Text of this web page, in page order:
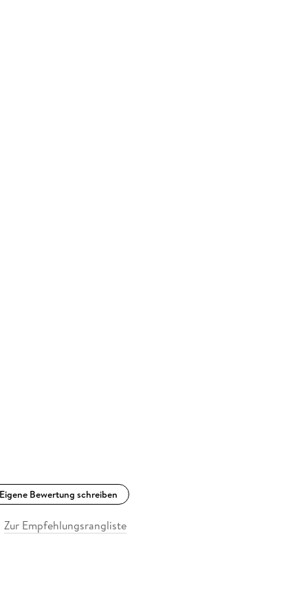
Eigene Bewertung schreiben
Zur Empfehlungsrangliste